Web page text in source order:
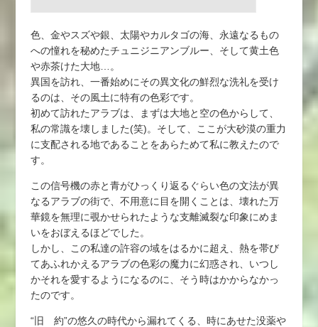
色、金やスズや銀、太陽やカルタゴの海、永遠なるもの
への憧れを秘めたチュニジニアンブルー、そして黄土色
や赤茶けた大地…。
異国を訪れ、一番始めにその異文化の鮮烈な洗礼を受け
るのは、その風土に特有の色彩です。
初めて訪れたアラブは、まずは大地と空の色からして、
私の常識を壊しました(笑)。そして、ここが大砂漠の重力
に支配される地であることをあらためて私に教えたので
す。
この信号機の赤と青がひっくり返るぐらい色の文法が異
なるアラブの街で、不用意に目を開くことは、壊れた万
華鏡を無理に覗かせられたような支離滅裂な印象にめま
いをおぼえるほどでした。
しかし、この私達の許容の域をはるかに超え、熱を帯び
てあふれかえるアラブの色彩の魔力に幻惑され、いつし
かそれを愛するようになるのに、そう時はかからなかっ
たのです。
“旧 約”の悠久の時代から漏れてくる、時にあせた没薬や